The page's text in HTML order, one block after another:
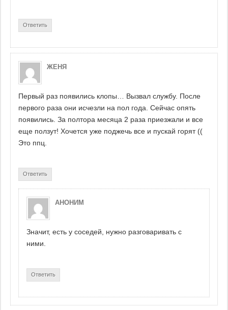
Ответить
ЖЕНЯ
Первый раз появились клопы… Вызвал службу. После
первого раза они исчезли на пол года. Сейчас опять
появились. За полтора месяца 2 раза приезжали и все
еще ползут! Хочется уже поджечь все и пускай горят ((
Это ппц.
Ответить
АНОНИМ
Значит, есть у соседей, нужно разговаривать с
ними.
Ответить